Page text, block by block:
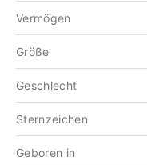
Vermögen
Größe
Geschlecht
Sternzeichen
Geboren in